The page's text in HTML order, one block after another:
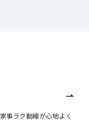
家事ラク動線が心地よく